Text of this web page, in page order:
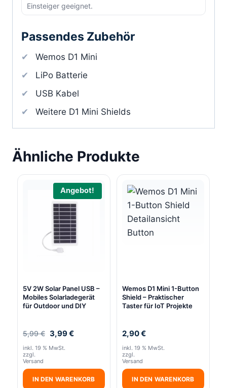
Einsteiger geeignet.
Passendes Zubehör
Wemos D1 Mini
LiPo Batterie
USB Kabel
Weitere D1 Mini Shields
Ähnliche Produkte
Angebot!
5V 2W Solar Panel USB –
Mobiles Solarladegerät
für Outdoor und DIY
5,99€ Ursprünglicher
war:
3,99€Aktueller
inkl. 19 % MwSt.
zzgl.
Versand
IN DEN WARENKORB
Wemos D1 Mini 1-Button
Shield – Praktischer
Taster für IoT Projekte
2,90€
inkl. 19 % MwSt.
zzgl.
Versand
IN DEN WARENKORB